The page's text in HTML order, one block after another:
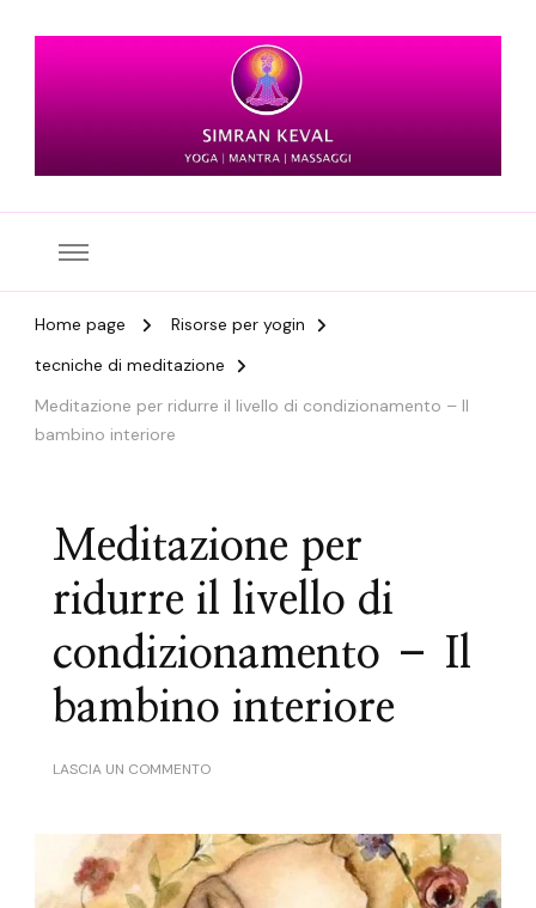
Home page
Risorse per yogin
tecniche di meditazione
Meditazione per ridurre il livello di condizionamento – Il
bambino interiore
Meditazione per
ridurre il livello di
condizionamento – Il
bambino interiore
LASCIA UN COMMENTOSU
RIDURRE
IL
LIVELLO
DI